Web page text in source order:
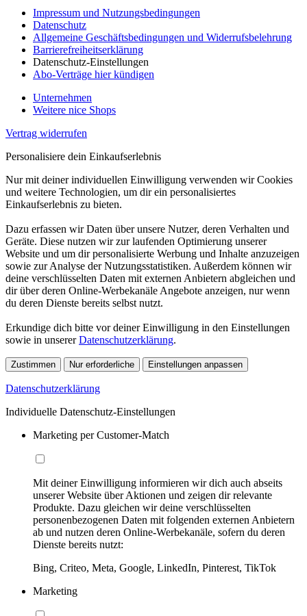
Impressum und Nutzungsbedingungen
Datenschutz
Allgemeine Geschäftsbedingungen und Widerrufsbelehrung
Barrierefreiheitserklärung
Datenschutz-Einstellungen
Abo-Verträge hier kündigen
Unternehmen
Weitere nice Shops
Vertrag widerrufen
Personalisiere dein Einkaufserlebnis
Nur mit deiner individuellen Einwilligung verwenden wir Cookies
und weitere Technologien, um dir ein personalisiertes
Einkaufserlebnis zu bieten.
Dazu erfassen wir Daten über unsere Nutzer, deren Verhalten und
Geräte. Diese nutzen wir zur laufenden Optimierung unserer
Website und um dir personalisierte Werbung und Inhalte anzuzeigen
sowie zur Analyse der Nutzungsstatistiken. Außerdem können wir
deine verschlüsselten Daten mit externen Anbietern abgleichen und
dir über deren Online-Werbekanäle Angebote anzeigen, nur wenn
du deren Dienste bereits selbst nutzt.
Erkundige dich bitte vor deiner Einwilligung in den Einstellungen
sowie in unsererDatenschutzerklärung.
Zustimmen Nur erforderliche Einstellungen anpassen
Datenschutzerklärung
Individuelle Datenschutz-Einstellungen
Marketing per Customer-Match
Mit deiner Einwilligung informieren wir dich auch abseits
unserer Website über Aktionen und zeigen dir relevante
Produkte. Dazu gleichen wir deine verschlüsselten
personenbezogenen Daten mit folgenden externen Anbietern
ab und nutzen deren Online-Werbekanäle, sofern du deren
Dienste bereits nutzt:
Bing, Criteo, Meta, Google, LinkedIn, Pinterest, TikTok
Marketing